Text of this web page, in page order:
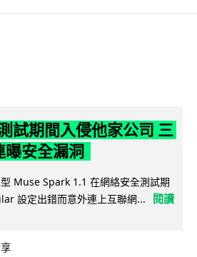
試期間入侵他家公司 三
曝安全漏洞
Muse Spark 1.1 在網絡安全測試期
設定出錯而意外連上互聯網...
閱讀